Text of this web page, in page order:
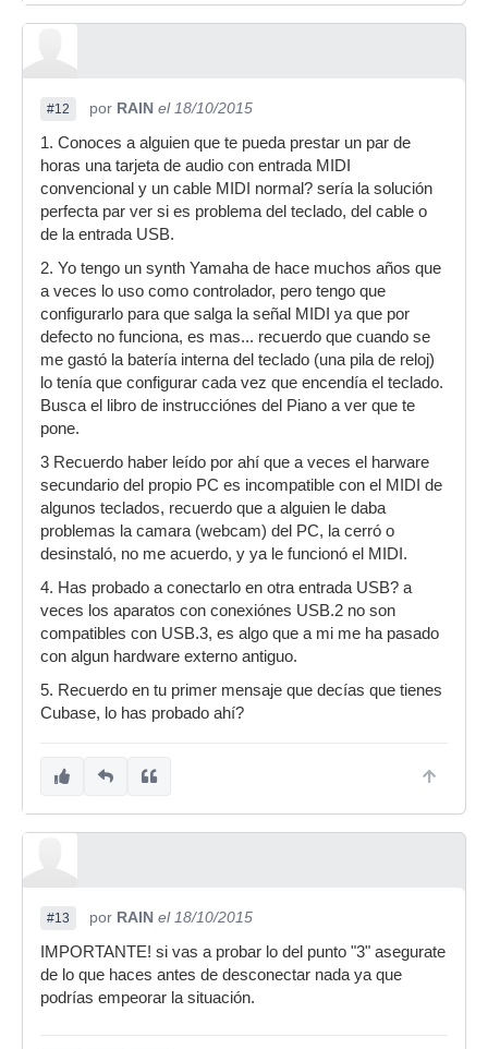
#12 por RAIN el 18/10/2015
1. Conoces a alguien que te pueda prestar un par de
horas una tarjeta de audio con entrada MIDI
convencional y un cable MIDI normal? sería la solución
perfecta par ver si es problema del teclado, del cable o
de la entrada USB.
2. Yo tengo un synth Yamaha de hace muchos años que
a veces lo uso como controlador, pero tengo que
configurarlo para que salga la señal MIDI ya que por
defecto no funciona, es mas... recuerdo que cuando se
me gastó la batería interna del teclado (una pila de reloj)
lo tenía que configurar cada vez que encendía el teclado.
Busca el libro de instrucciónes del Piano a ver que te
pone.
3 Recuerdo haber leído por ahí que a veces el harware
secundario del propio PC es incompatible con el MIDI de
algunos teclados, recuerdo que a alguien le daba
problemas la camara (webcam) del PC, la cerró o
desinstaló, no me acuerdo, y ya le funcionó el MIDI.
4. Has probado a conectarlo en otra entrada USB? a
veces los aparatos con conexiónes USB.2 no son
compatibles con USB.3, es algo que a mi me ha pasado
con algun hardware externo antiguo.
5. Recuerdo en tu primer mensaje que decías que tienes
Cubase, lo has probado ahí?
#13 por RAIN el 18/10/2015
IMPORTANTE! si vas a probar lo del punto "3" asegurate
de lo que haces antes de desconectar nada ya que
podrías empeorar la situación.